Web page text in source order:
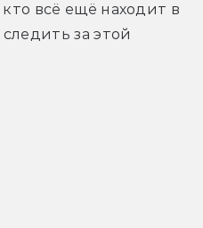
всё ещё находит в
за этой